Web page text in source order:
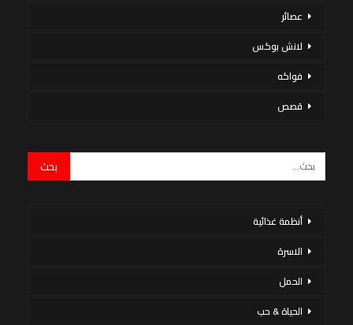
عصائر
لانش بوكس
فواكه
قصص
أنظمة غذائية
الاسرة
الحمل
الحياة & حب